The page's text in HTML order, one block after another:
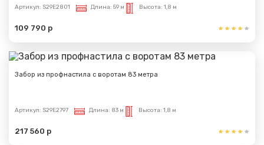
Артикул: S29E2801 Длина: 59 м Высота: 1,8 м
109 790 р
Забор из профнастила с воротам 83 метра
Артикул: S29E2797 Длина: 83 м Высота: 1,8 м
217 560 р